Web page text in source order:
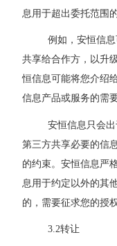
息用于超出委托范围
例如，安恒信
共享给合作方，以升
恒信息可能将您介绍
信息产品或服务的需要
安恒信息只会
第三方共享必要的信
的约束。安恒信息严
息用于约定以外的其
的，需要征求您的授
3.2转让